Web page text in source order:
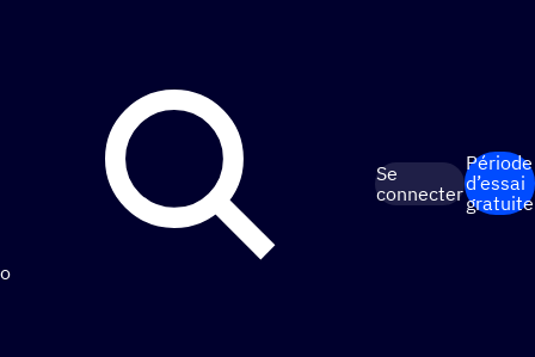
Se
connecter
Période
d’essai
gratuite